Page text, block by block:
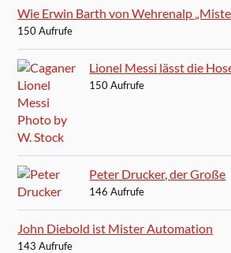
Wie Erwin Barth von Wehrenalp
150 Aufrufe
Lionel Messi lässt die
150 Aufrufe
Peter Drucker, der Große
146 Aufrufe
John Diebold ist Mister Automation
143 Aufrufe